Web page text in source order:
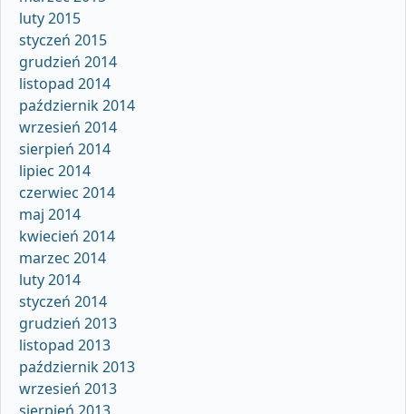
luty 2015
styczeń 2015
grudzień 2014
listopad 2014
październik 2014
wrzesień 2014
sierpień 2014
lipiec 2014
czerwiec 2014
maj 2014
kwiecień 2014
marzec 2014
luty 2014
styczeń 2014
grudzień 2013
listopad 2013
październik 2013
wrzesień 2013